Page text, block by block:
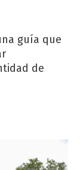
guía que
de